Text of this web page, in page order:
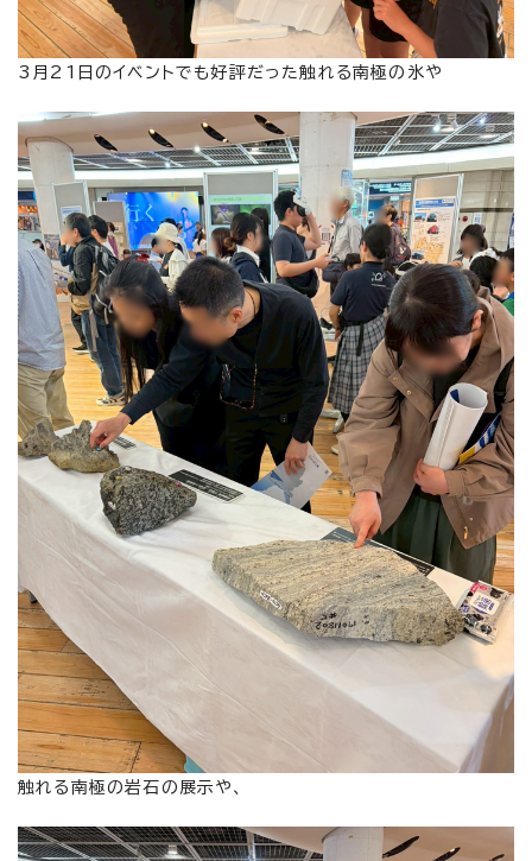
3月21日のイベントでも好評だった触れる南極の氷や
触れる南極の岩石の展示や、